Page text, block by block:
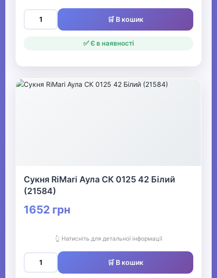
🛒 В кошик
✅ Є в наявності
Сукня RiMari Аула СК 0125 42 Білий
(21584)
1652 грн
👆 Натисніть для детальної інформації
🛒 В кошик